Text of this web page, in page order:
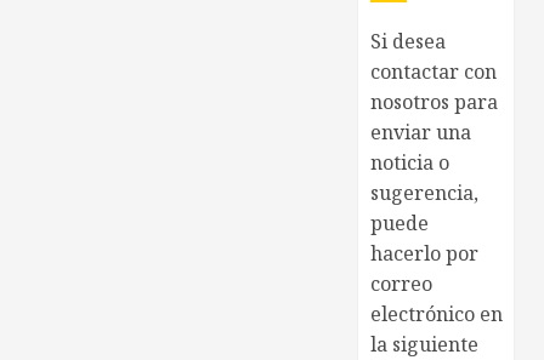
Si desea
contactar con
nosotros para
enviar una
noticia o
sugerencia,
puede
hacerlo por
correo
electrónico en
la siguiente